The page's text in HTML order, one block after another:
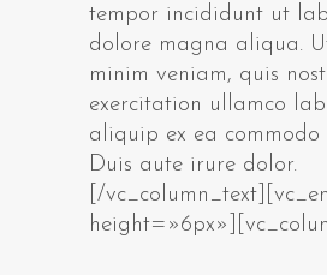
tempor incididunt ut
dolore magna aliqua.
minim veniam, quis
exercitation ullamco
aliquip ex ea commodo
Duis aute irure dolor.
[/